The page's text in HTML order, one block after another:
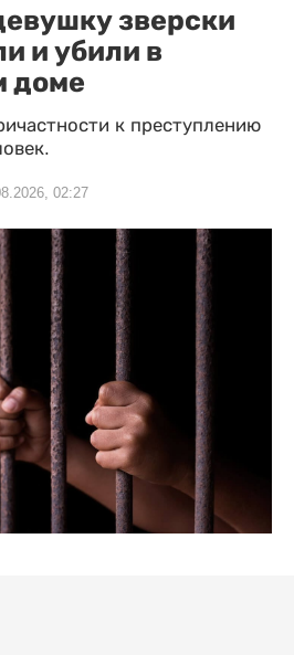
зверски
и убили в
доме
к преступлению
02:27